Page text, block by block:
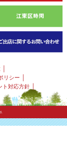
｜
リシー ｜
ト対応方針｜